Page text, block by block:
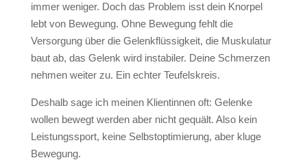
immer weniger. Doch das Problem isst dein Knorpel
lebt von Bewegung. Ohne Bewegung fehlt die
Versorgung über die Gelenkflüssigkeit, die Muskulatur
baut ab, das Gelenk wird instabiler. Deine Schmerzen
nehmen weiter zu. Ein echter Teufelskreis.
Deshalb sage ich meinen Klientinnen oft: Gelenke
wollen bewegt werden aber nicht gequält. Also kein
Leistungssport, keine Selbstoptimierung, aber kluge
Bewegung.